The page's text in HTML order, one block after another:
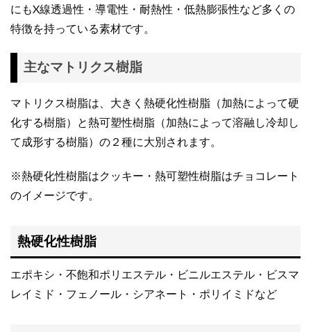
にもX線透過性・導電性・耐熱性・低熱膨張性など多くの
特徴を持っている素材です。
主なマトリクス樹脂
マトリクス樹脂は、大きく熱硬化性樹脂（加熱によって硬
化する樹脂）と熱可塑性樹脂（加熱によって溶融し冷却し
て成形する樹脂）の２種に大別されます。
※熱硬化性樹脂はクッキー・熱可塑性樹脂はチョコレート
のイメージです。
熱硬化性樹脂
エポキシ・不飽和ポリエステル・ビニルエステル・ビスマ
レイミド・フェノール・シアネート・ポリイミドなど